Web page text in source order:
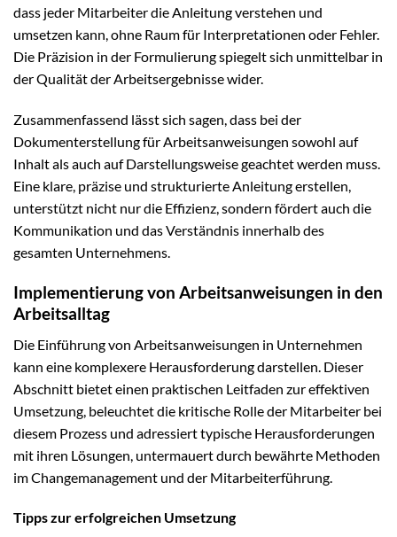
dass jeder Mitarbeiter die Anleitung verstehen und
umsetzen kann, ohne Raum für Interpretationen oder Fehler.
Die Präzision in der Formulierung spiegelt sich unmittelbar in
der Qualität der Arbeitsergebnisse wider.
Zusammenfassend lässt sich sagen, dass bei der
Dokumenterstellung für Arbeitsanweisungen sowohl auf
Inhalt als auch auf Darstellungsweise geachtet werden muss.
Eine klare, präzise und strukturierte Anleitung erstellen,
unterstützt nicht nur die Effizienz, sondern fördert auch die
Kommunikation und das Verständnis innerhalb des
gesamten Unternehmens.
Implementierung von Arbeitsanweisungen in den
Arbeitsalltag
Die Einführung von Arbeitsanweisungen in Unternehmen
kann eine komplexere Herausforderung darstellen. Dieser
Abschnitt bietet einen praktischen Leitfaden zur effektiven
Umsetzung, beleuchtet die kritische Rolle der Mitarbeiter bei
diesem Prozess und adressiert typische Herausforderungen
mit ihren Lösungen, untermauert durch bewährte Methoden
im Changemanagement und der Mitarbeiterführung.
Tipps zur erfolgreichen Umsetzung